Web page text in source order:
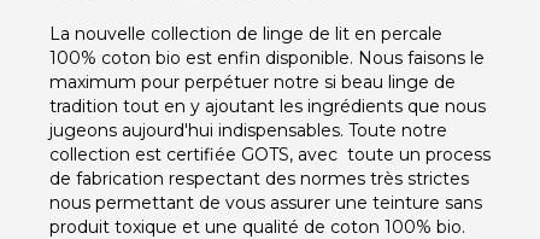
La nouvelle collection de linge de lit en percale
100% coton bio est enfin disponible. Nous faisons le
maximum pour perpétuer notre si beau linge de
tradition tout en y ajoutant les ingrédients que nous
jugeons aujourd'hui indispensables. Toute notre
collection est certifiée GOTS, avec toute un process
de fabrication respectant des normes très strictes
nous permettant de vous assurer une teinture sans
produit toxique et une qualité de coton 100% bio.